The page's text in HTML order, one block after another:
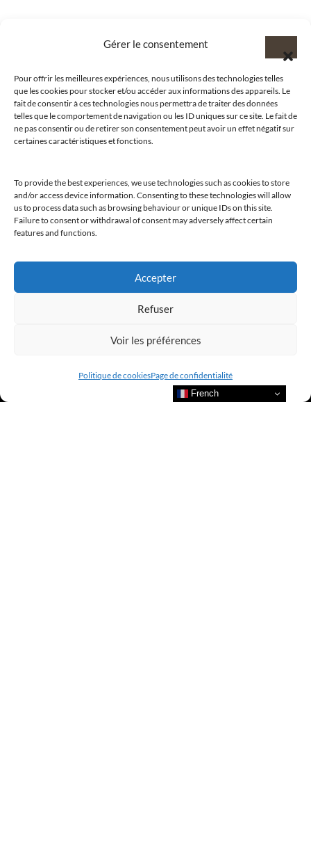
Gérer le consentement
Pour offrir les meilleures expériences, nous utilisons des technologies telles
que les cookies pour stocker et/ou accéder aux informations des appareils. Le
fait de consentir à ces technologies nous permettra de traiter des données
telles que le comportement de navigation ou les ID uniques sur ce site. Le fait de
ne pas consentir ou de retirer son consentement peut avoir un effet négatif sur
certaines caractéristiques et fonctions.
To provide the best experiences, we use technologies such as cookies to store
and/or access device information. Consenting to these technologies will allow
us to process data such as browsing behaviour or unique IDs on this site.
Failure to consent or withdrawal of consent may adversely affect certain
features and functions.
Accepter
Refuser
Voir les préférences
Politique de cookiesPage de confidentialité
@clubamilcar
French